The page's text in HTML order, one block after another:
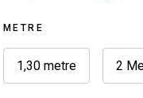
METRE
1,30 metre 2